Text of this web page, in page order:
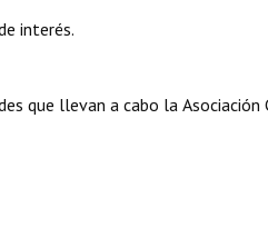
interés.
que llevan a cabo la Asociación